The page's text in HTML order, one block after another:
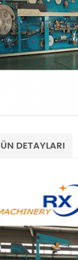
DETAYLARI